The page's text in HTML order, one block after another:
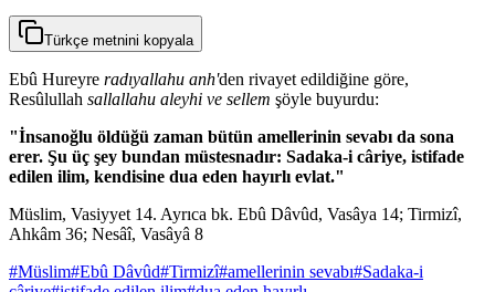
Türkçe metnini kopyala
Ebû Hureyre radıyallahu anh'den rivayet edildiğine göre,
Resûlullah sallallahu aleyhi ve sellem şöyle buyurdu:
"İnsanoğlu öldüğü zaman bütün amellerinin sevabı da sona
erer. Şu üç şey bundan müstesnadır: Sadaka-i câriye, istifade
edilen ilim, kendisine dua eden hayırlı evlat."
Müslim, Vasiyyet 14. Ayrıca bk. Ebû Dâvûd, Vasâya 14; Tirmizî,
Ahkâm 36; Nesâî, Vasâyâ 8
#Müslim#Ebû Dâvûd#Tirmizî#amellerinin sevabı#Sadaka-i